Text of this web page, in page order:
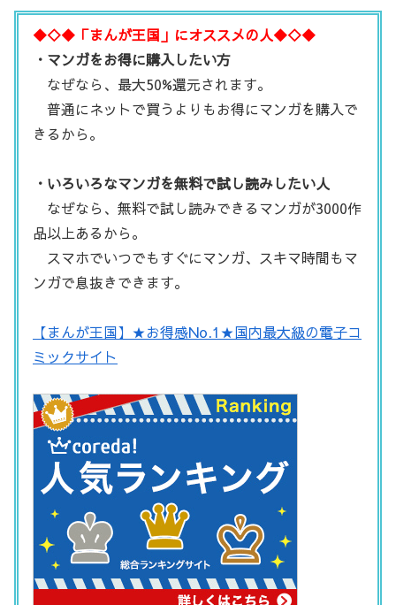
◆◇◆「まんが王国」にオススメの人◆◇◆
・マンガをお得に購入したい方
なぜなら、最大50%還元されます。
普通にネットで買うよりもお得にマンガを購入で
きるから。
・いろいろなマンガを無料で試し読みしたい人
なぜなら、無料で試し読みできるマンガが3000作
品以上あるから。
スマホでいつでもすぐにマンガ、スキマ時間もマ
ンガで息抜きできます。
【まんが王国】★お得感No.1★国内最大級の電子コ
ミックサイト